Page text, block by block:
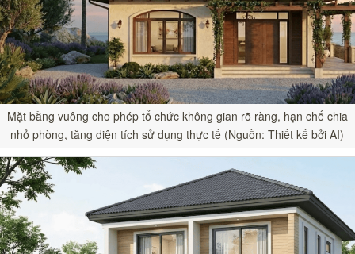
Mặt bằng vuông cho phép tổ chức không gian rõ ràng, hạn chế chia
nhỏ phòng, tăng diện tích sử dụng thực tế (Nguồn: Thiết kế bởi AI)